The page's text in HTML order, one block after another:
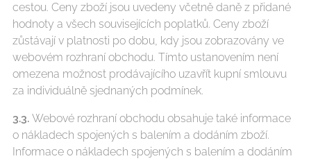
cestou. Ceny zboží jsou uvedeny včetně daně z přidané
hodnoty a všech souvisejících poplatků. Ceny zboží
zůstávají v platnosti po dobu, kdy jsou zobrazovány ve
webovém rozhraní obchodu. Tímto ustanovením není
omezena možnost prodávajícího uzavřít kupní smlouvu
za individuálně sjednaných podmínek.
3.3. Webové rozhraní obchodu obsahuje také informace
o nákladech spojených s balením a dodáním zboží.
Informace o nákladech spojených s balením a dodáním